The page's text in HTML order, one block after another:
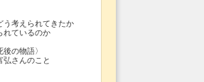
考えられてきたか
ているのか
の物語〉
さんのこと